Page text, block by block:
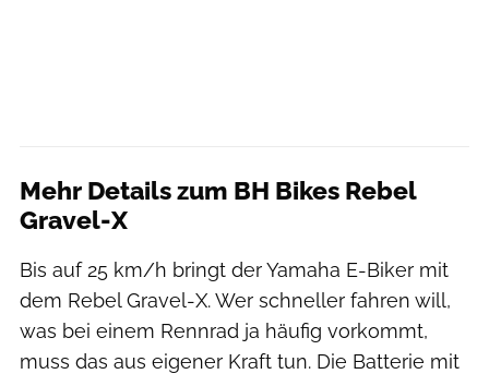
Mehr Details zum BH Bikes Rebel
Gravel-X
Bis auf 25 km/h bringt der Yamaha E-Biker mit
dem Rebel Gravel-X. Wer schneller fahren will,
was bei einem Rennrad ja häufig vorkommt,
muss das aus eigener Kraft tun. Die Batterie mit